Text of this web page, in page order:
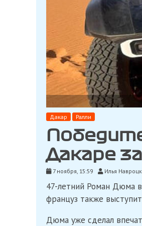
Дакар Ралли
Дакаре
7 ноября, 15:59 Илья
47-летний Роман Дюма
француз также
Дюма уже сделал